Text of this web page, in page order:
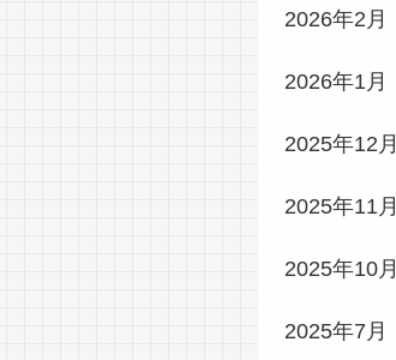
2026年2月
2026年1月
2025年12月
2025年11月
2025年10月
2025年7月